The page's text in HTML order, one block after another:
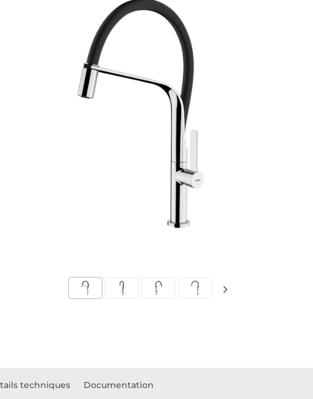
techniques Documentation